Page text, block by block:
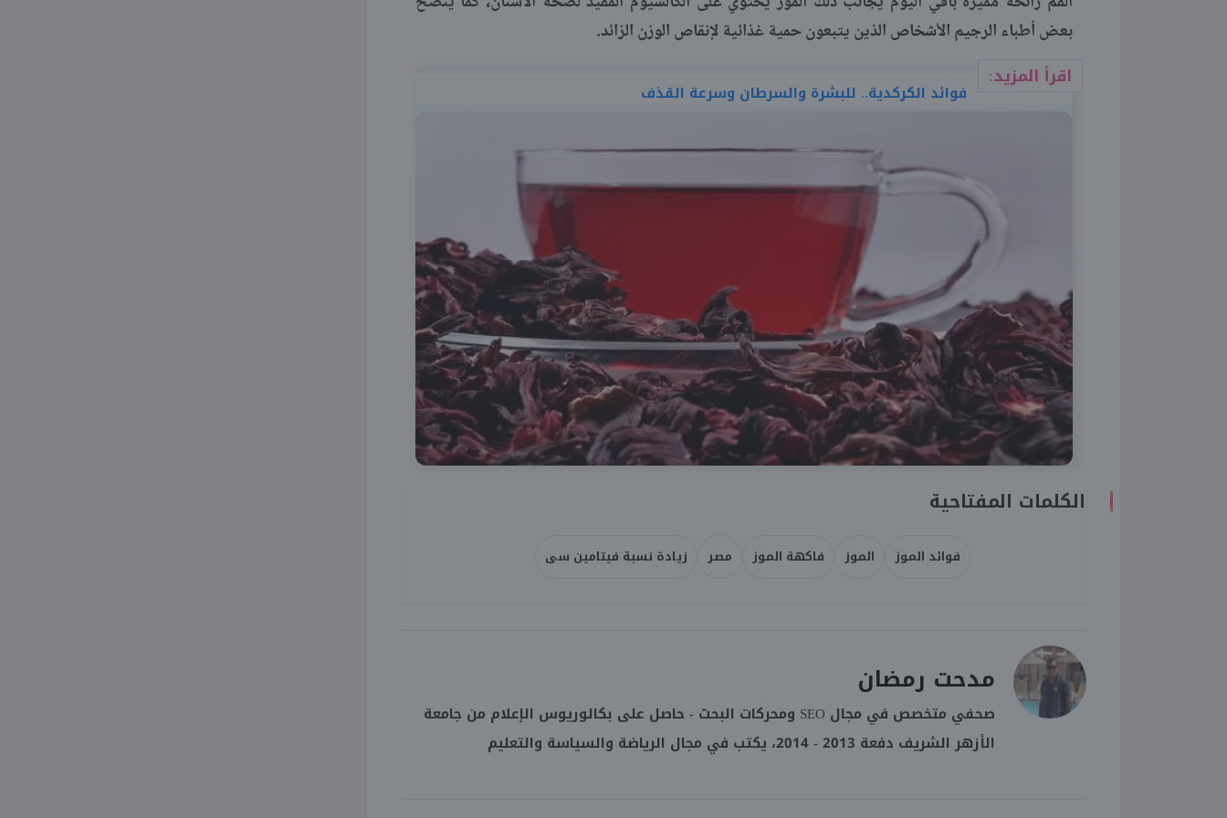
بعض أطباء الرجيم الأشخاص الذين يتبعون حمية غذائية لإنقاص الوزن الزائد.
اقرأ المزيد:
فوائد الكركدية.. للبشرة والسرطان وسرعة القذف
الكلمات المفتاحية
فوائد الموز الموز فاكهة الموز مصر زيادة نسبة فيتامين سى
مدحت رمضان
صحفي متخصص في مجال SEO ومحركات البحث - حاصل على بكالوريوس الإعلام من جامعة
الأزهر الشريف دفعة 2013 - 2014، يكتب في مجال الرياضة والسياسة والتعليم